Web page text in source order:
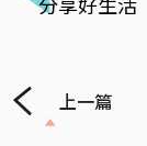
分享好生活
上一篇